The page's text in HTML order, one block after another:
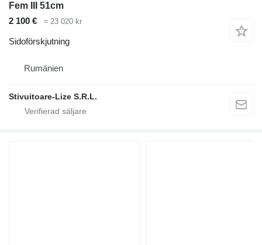
Fem III 51cm
2 100 €
≈ 23 020 kr
Sidoförskjutning
Rumänien
Stivuitoare-Lize S.R.L.